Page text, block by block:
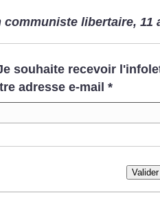
communiste libertaire, 11
souhaite recevoir
adresse e-mail *
Valider